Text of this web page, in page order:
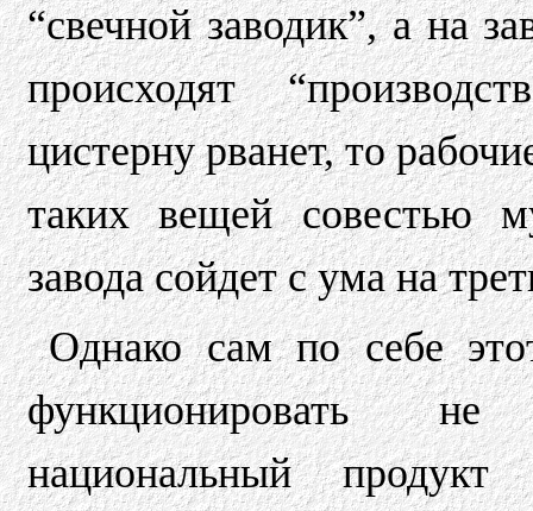
“свечной заводик”, а на
происходят
цистерну рванет, то
таких вещей совестью
завода сойдет с ума на
Однако сам по себе
функционировать
национальный